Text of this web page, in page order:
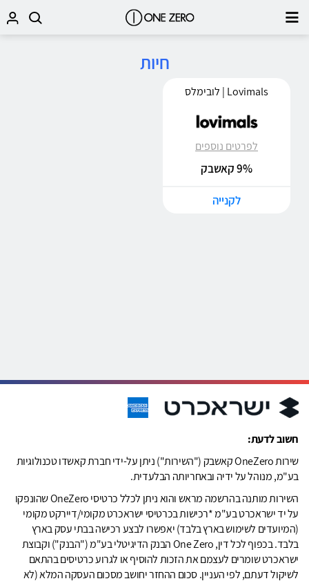
חיות
Lovimals | לובימלס
לפרטים נוספים
9% קאשבק
לקנייה
חשוב לדעת:
שירות OneZero קאשבק ("השירות") ניתן על-ידי חברת קאשדו טכנולוגיות
בע"מ, מנוהל על ידיה ובאחריותה הבלעדית.
השירות מותנה בהרשמה מראש והוא ניתן לכלל כרטיסי OneZero שהונפקו
על יד ישראכרט בע"מ *רכישות בכרטיסי ישראכרט מקומי/דיירקט מקומי
(המיועדים לשימוש בארץ בלבד) יאפשרו לבצע רכישה בבתי עסק בארץ
בלבד. בכפוף לכל דין, One Zero הבנק הדיגיטלי בע"מ ("הבנק") וקבוצת
ישראכרט שומרים לעצמם את הזכות להוסיף או לגרוע כרטיסים בהתאם
לשיקול דעתם, לפי העניין. סכום ההחזר יחושב מסכום העסקה המלא (לא